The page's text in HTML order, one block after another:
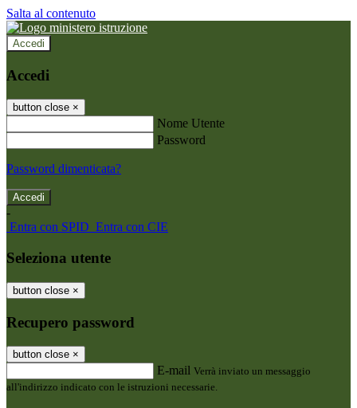
Salta al contenuto
Accedi
Accedi
button close ×
Nome Utente
Password
Password dimenticata?
-
Entra con SPID Entra con CIE
Seleziona utente
button close ×
Recupero password
button close ×
E-mail Verrà inviato un messaggio
all'indirizzo indicato con le istruzioni necessarie.